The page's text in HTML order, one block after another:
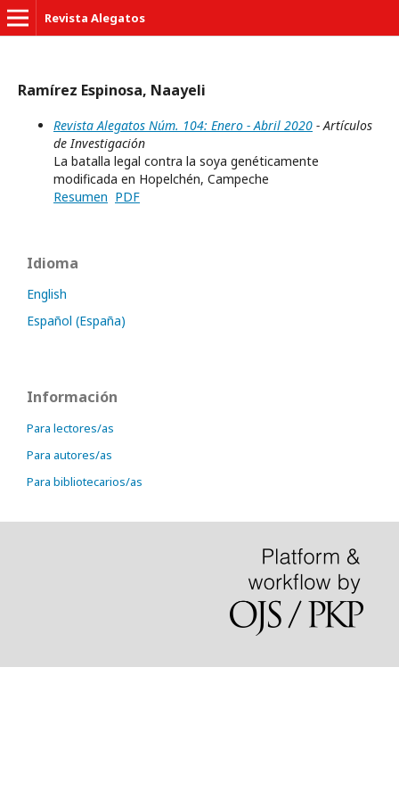
Revista Alegatos
Ramírez Espinosa, Naayeli
Revista Alegatos Núm. 104: Enero - Abril 2020 - Artículos
de Investigación
La batalla legal contra la soya genéticamente
modificada en Hopelchén, Campeche
Resumen PDF
Idioma
English
Español (España)
Información
Para lectores/as
Para autores/as
Para bibliotecarios/as